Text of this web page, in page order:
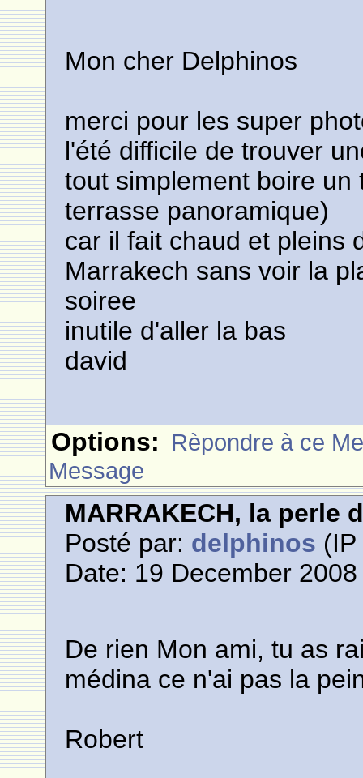
Mon cher Delphinos
merci pour les super
l'été difficile de trouver
tout simplement boire
terrasse panoramique)
car il fait chaud et pleins
Marrakech sans voir la
soiree
inutile d'aller la bas
david
Options: Rèpondre à ce
Message
MARRAKECH, la perle
Posté par: delphinos
Date: 19 December
De rien Mon ami, tu as
médina ce n'ai pas la
Robert